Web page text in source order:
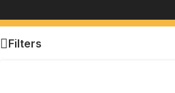
Filters